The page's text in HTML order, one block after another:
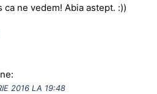
ca ne vedem! Abia astept. :))
2016 LA 19:48